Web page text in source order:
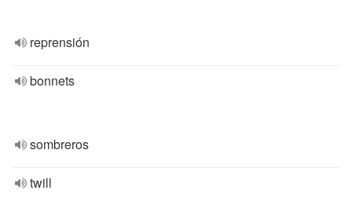
reprensión
bonnets
sombreros
twill